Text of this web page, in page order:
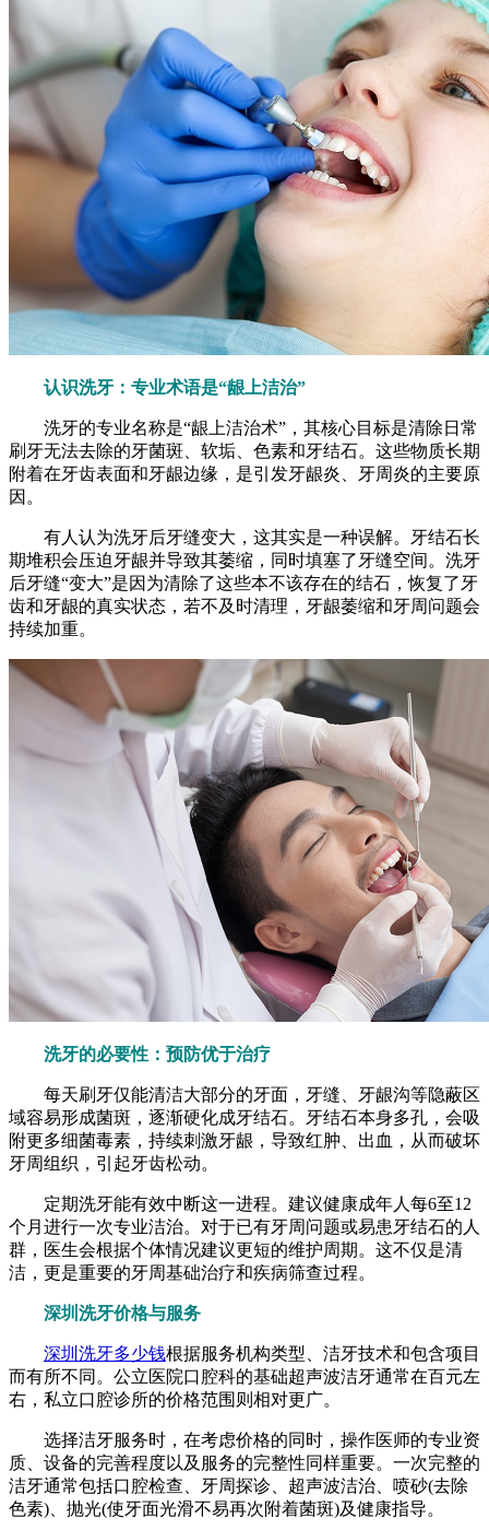
认识洗牙：专业术语是“龈上洁治”
洗牙的专业名称是“龈上洁治术”，其核心目标是清除日常
刷牙无法去除的牙菌斑、软垢、色素和牙结石。这些物质长期
附着在牙齿表面和牙龈边缘，是引发牙龈炎、牙周炎的主要原
因。
有人认为洗牙后牙缝变大，这其实是一种误解。牙结石长
期堆积会压迫牙龈并导致其萎缩，同时填塞了牙缝空间。洗牙
后牙缝“变大”是因为清除了这些本不该存在的结石，恢复了牙
齿和牙龈的真实状态，若不及时清理，牙龈萎缩和牙周问题会
持续加重。
洗牙的必要性：预防优于治疗
每天刷牙仅能清洁大部分的牙面，牙缝、牙龈沟等隐蔽区
域容易形成菌斑，逐渐硬化成牙结石。牙结石本身多孔，会吸
附更多细菌毒素，持续刺激牙龈，导致红肿、出血，从而破坏
牙周组织，引起牙齿松动。
定期洗牙能有效中断这一进程。建议健康成年人每6至12
个月进行一次专业洁治。对于已有牙周问题或易患牙结石的人
群，医生会根据个体情况建议更短的维护周期。这不仅是清
洁，更是重要的牙周基础治疗和疾病筛查过程。
深圳洗牙价格与服务
深圳洗牙多少钱根据服务机构类型、洁牙技术和包含项目
而有所不同。公立医院口腔科的基础超声波洁牙通常在百元左
右，私立口腔诊所的价格范围则相对更广。
选择洁牙服务时，在考虑价格的同时，操作医师的专业资
质、设备的完善程度以及服务的完整性同样重要。一次完整的
洁牙通常包括口腔检查、牙周探诊、超声波洁治、喷砂(去除
色素)、抛光(使牙面光滑不易再次附着菌斑)及健康指导。